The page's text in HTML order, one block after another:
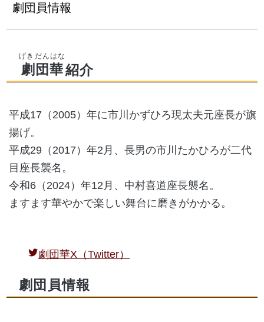
劇団員情報
劇団華紹介
平成17（2005）年に市川かずひろ現太夫元座長が旗
揚げ。
平成29（2017）年2月、長男の市川たかひろが二代
目座長襲名。
令和6（2024）年12月、中村喜道座長襲名。
ますます華やかで楽しい舞台に磨きがかかる。
劇団華X（Twitter）
劇団員情報